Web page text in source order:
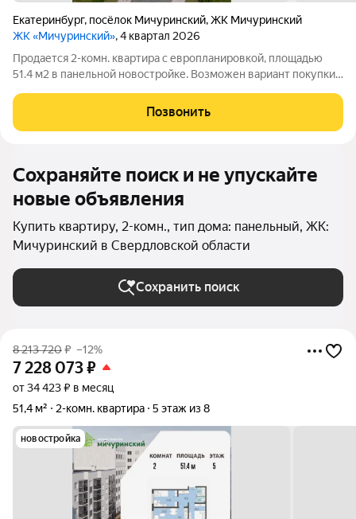
Екатеринбург, посёлок Мичуринский,ЖК Мичуринский
ЖК «Мичуринский», 4 квартал 2026
Продается 2-комн. квартира с европланировкой, площадью
51.4 м2 в панельной новостройке. Возможен вариант покупки с
кухня 4.9 м2, отделка под ключ, балконов - 1. Квартира
располагается на 5
Позвонить
Сохраняйте поиск и не упускайте
новые объявления
Купить квартиру, 2-комн., тип дома: панельный, ЖК:
Мичуринский в Свердловской области
Сохранить поиск
8 213 720₽ –12%
7 228 073₽
от 34 423 ₽ в месяц
51,4 м²
2-комн. квартира 5 этаж из 8
новостройка